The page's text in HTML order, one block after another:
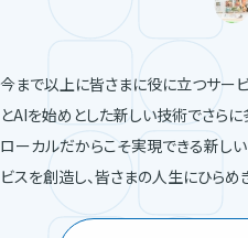
今まで以上に皆さまに役に立つサー
とAIを始めとした新しい技術でさらに
ローカルだからこそ実現できる新し
ビスを創造し、皆さまの人生にひらめ